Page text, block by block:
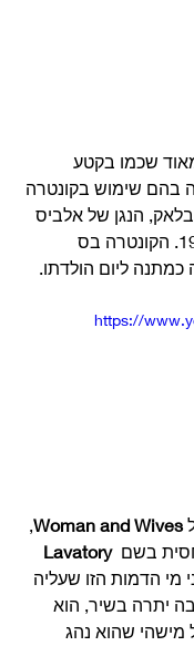
שכמו בקטע
בהם שימוש בקונטרה
הנגן של אלביס
שהלך לעולמו ב 1965. הקונטרה בס
כמתנה ליום הולדתו.
https://
Woman and Wives
,
בשם Lavatory
מי הדמות הזו שעליה
יתרה בשיר, הוא
מישהי שהוא נהג